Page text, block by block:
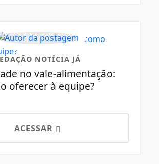
NOTÍCIA JÁ
no vale-alimentação:
oferecer à equipe?
ACESSAR